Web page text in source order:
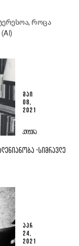
როცა
ᲛᲐᲘ
08,
2021
ᲙᲣᲚᲢᲣᲠᲐ
-ᲡᲘᲛᲠᲐᲕᲚᲔ
ᲐᲞᲠ
24,
2021